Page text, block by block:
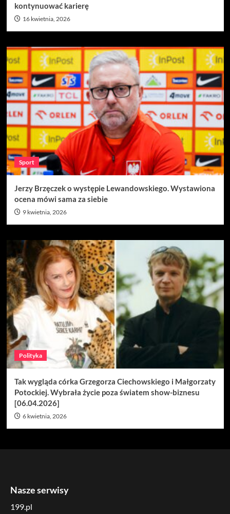
kontynuować karierę
16 kwietnia, 2026
Sport
Jerzy Brzęczek o występie Lewandowskiego. Wystawiona
ocena mówi sama za siebie
9 kwietnia, 2026
Polityka
Tak wygląda córka Grzegorza Ciechowskiego i Małgorzaty
Potockiej. Wybrała życie poza światem show-biznesu
[06.04.2026]
6 kwietnia, 2026
Nasze serwisy
199.pl